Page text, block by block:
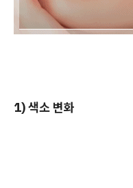
1) 색소 변화